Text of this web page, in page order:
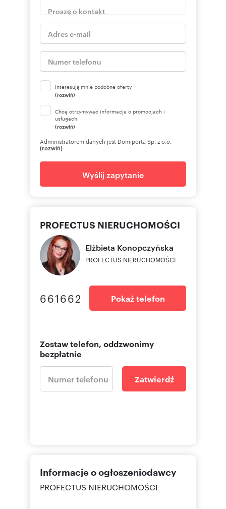
Interesują mnie podobne oferty
(rozwiń)
Chcę otrzymywać informacje o promocjach i
usługach.
(rozwiń)
Administratorem danych jest Domiporta Sp. z o.o.
(rozwiń)
Wyślij zapytanie
PROFECTUS NIERUCHOMOŚCI
Elżbieta Konopczyńska
PROFECTUS NIERUCHOMOŚCI
661662 Pokaż telefon
Zostaw telefon, oddzwonimy
bezpłatnie
Zatwierdź
Informacje o ogłoszeniodawcy
PROFECTUS NIERUCHOMOŚCI